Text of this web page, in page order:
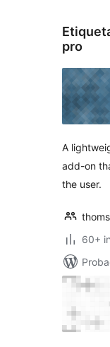
pro
A
add-on
the user.
60+